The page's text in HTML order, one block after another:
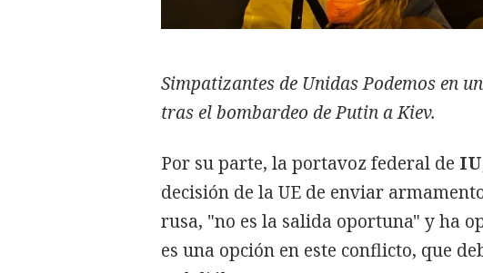
Simpatizantes de Unidas Podemos en
tras el bombardeo de Putin a Kiev.
Por su parte, la portavoz federal de IU
decisión de la UE de enviar
rusa, "no es la salida oportuna" y ha
es una opción en este conflicto, que